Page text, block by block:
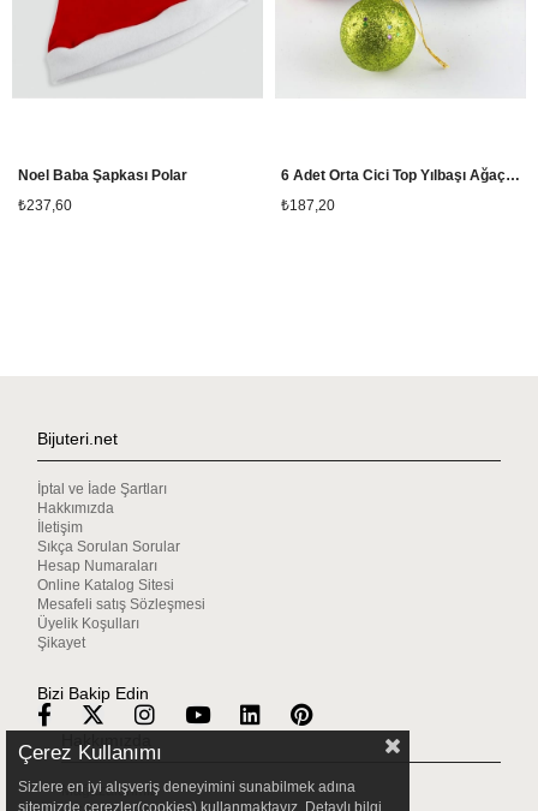
Noel Baba Şapkası Polar
₺237,60
6 Adet Orta Cici Top Yılbaşı Ağaç Süsü
₺187,20
Bijuteri.net
İptal ve İade Şartları
Hakkımızda
İletişim
Sıkça Sorulan Sorular
Hesap Numaraları
Online Katalog Sitesi
Mesafeli satış Sözleşmesi
Üyelik Koşulları
Şikayet
Bizi Bakip Edin
Mağazalarımız
Çerez Kullanımı
Sizlere en iyi alışveriş deneyimini sunabilmek adına
sitemizde çerezler(cookies) kullanmaktayız. Detaylı bilgi